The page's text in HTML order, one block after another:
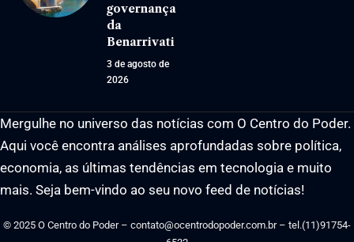
governança
da
Benarrivati
3 de agosto de
2026
Mergulhe no universo das notícias com O Centro do Poder.
Aqui você encontra análises aprofundadas sobre política,
economia, as últimas tendências em tecnologia e muito
mais. Seja bem-vindo ao seu novo feed de notícias!
© 2025 O Centro do Poder – contato@ocentrodopoder.com.br– tel.(11)91754-